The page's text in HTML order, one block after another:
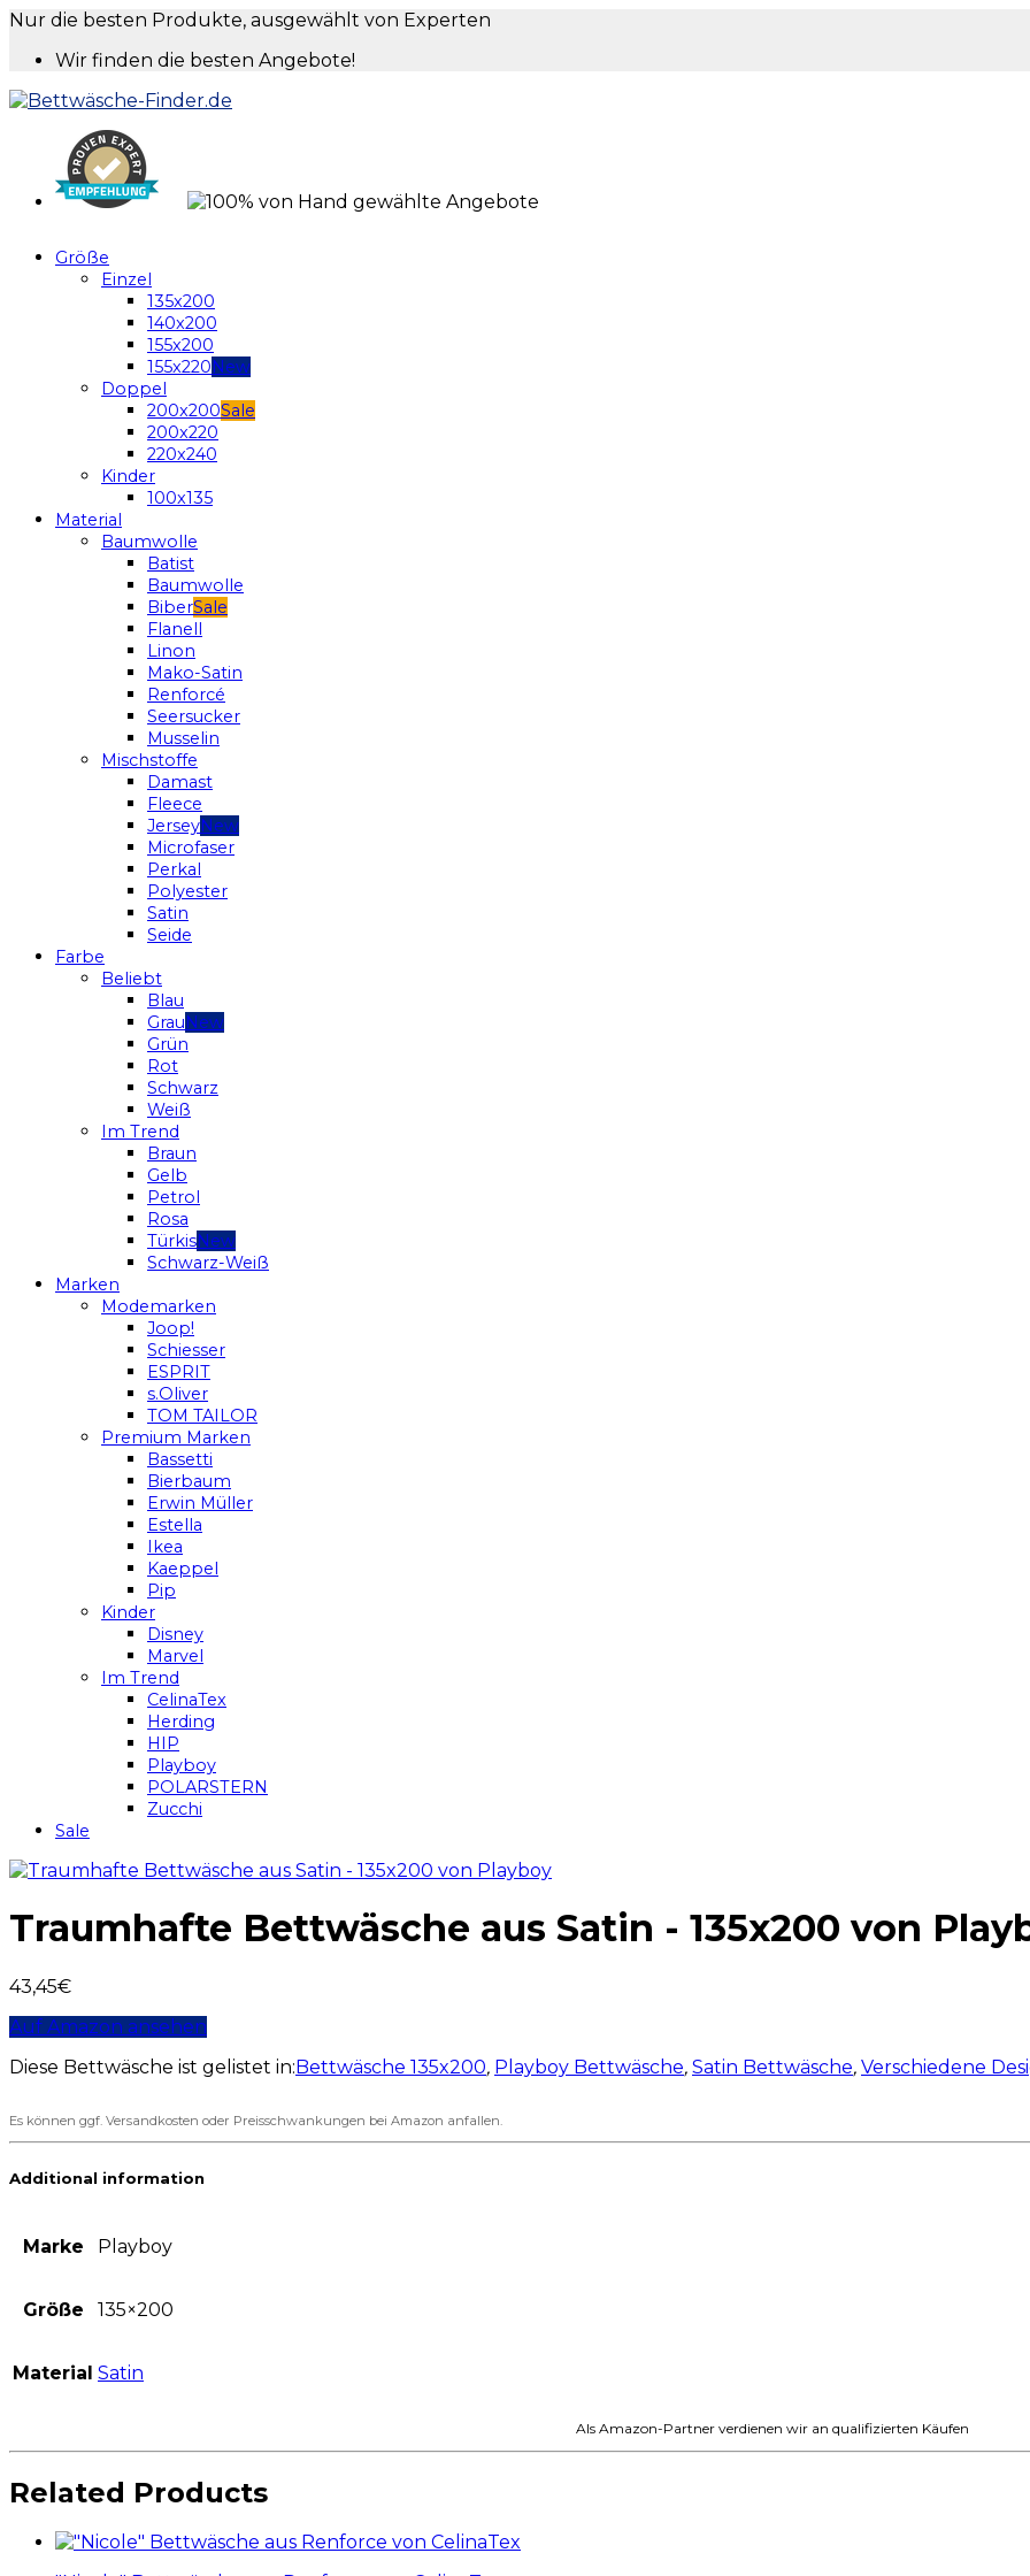
Nur die besten Produkte, ausgewählt von Experten
Wir finden die besten Angebote!
Größe
Einzel
135x200
140x200
155x200
155x220
Doppel
200x200
200x220
220x240
Kinder
100x135
Material
Baumwolle
Batist
Baumwolle
Biber
Flanell
Linon
Mako-Satin
Renforcé
Seersucker
Musselin
Mischstoffe
Damast
Fleece
Jersey
Microfaser
Perkal
Polyester
Satin
Seide
Farbe
Beliebt
Blau
Grau
Grün
Rot
Schwarz
Weiß
Im Trend
Braun
Gelb
Petrol
Rosa
Türkis
Schwarz-Weiß
Marken
Modemarken
Joop!
Schiesser
ESPRIT
s.Oliver
TOM TAILOR
Premium Marken
Bassetti
Bierbaum
Erwin Müller
Estella
Ikea
Kaeppel
Pip
Kinder
Disney
Marvel
Im Trend
CelinaTex
Herding
HIP
Playboy
POLARSTERN
Zucchi
Sale
Traumhafte Bettwäsche aus Satin - 135x200 von
43,45€
Auf Amazon ansehen
Diese Bettwäsche ist gelistet in:Bettwäsche 135x200, Playboy Bettwäsche, Satin Bettwäsche, Verschiedene
Es können ggf. Versandkosten oder Preisschwankungen bei Amazon anfallen.
Additional information
Marke Playboy
Größe 135×200
Material Satin
Als Amazon-Partner verdienen wir an qualifizierten Käufen
Related Products